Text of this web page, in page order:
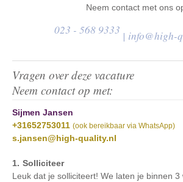
Vragen over deze vacature
Neem contact op met:
Sijmen Jansen
+31652753011 (ook bereikbaar via WhatsApp)
s.jansen@high-quality.nl
Solliciteer
Leuk dat je solliciteert! We laten je binnen
Neem contact met ons
023 - 568 9333 | info@high-